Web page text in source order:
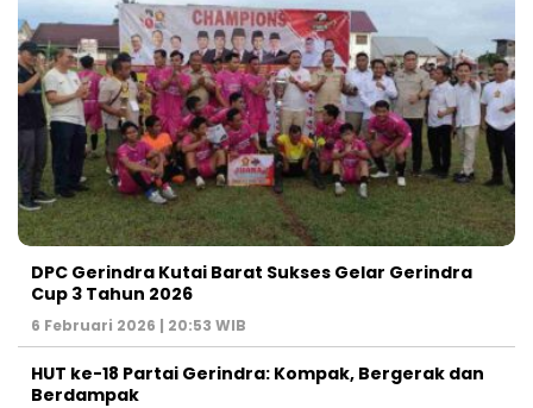
DPC Gerindra Kutai Barat Sukses Gelar Gerindra
Cup 3 Tahun 2026
6 Februari 2026 | 20:53 WIB
HUT ke-18 Partai Gerindra: Kompak, Bergerak dan
Berdampak